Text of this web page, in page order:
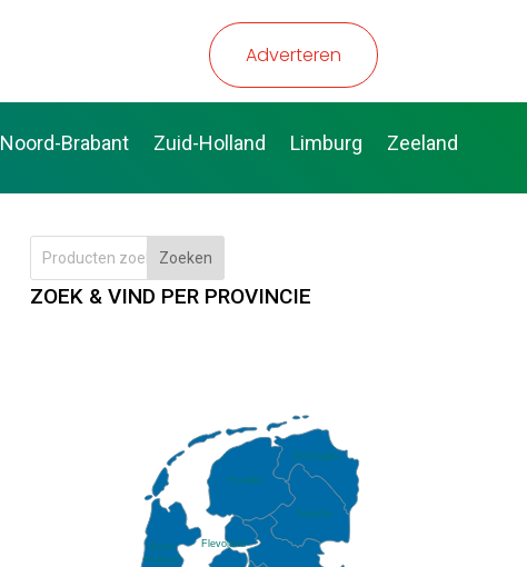
Adverteren
Noord-Brabant Zuid-Holland Limburg Zeeland
Zoeken
ZOEK & VIND PER PROVINCIE
Drenthe
Flevoland
Fryslân
Groningen
North
Holland